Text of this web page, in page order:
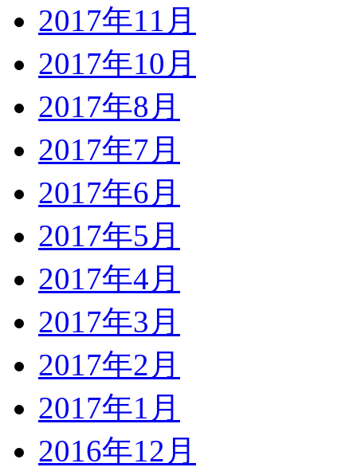
2017年11月
2017年10月
2017年8月
2017年7月
2017年6月
2017年5月
2017年4月
2017年3月
2017年2月
2017年1月
2016年12月